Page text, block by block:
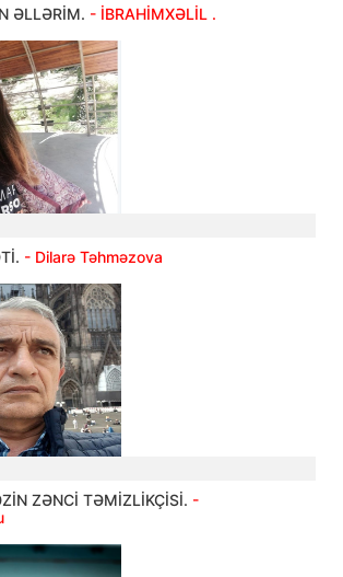
ƏLLƏRİM. - İBRAHİMXƏLİL .
- Dilarə Təhməzova
ZƏNCİ TƏMİZLİKÇİSİ. -